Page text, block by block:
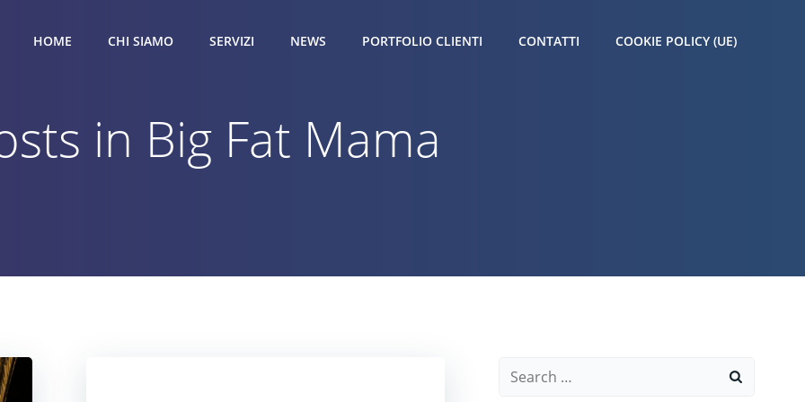
HOME CHI SIAMO SERVIZI NEWS PORTFOLIO CLIENTI CONTATTI COOKIE POLICY (UE)
in Big Fat Mama
Search